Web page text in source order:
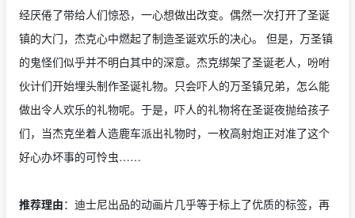
经厌倦了带给人们惊恐，一心想做出改变。偶然一次打开了圣诞
镇的大门，杰克心中燃起了制造圣诞欢乐的决心。 但是，万圣镇
的鬼怪们似乎并不明白其中的深意。杰克绑架了圣诞老人，吩咐
伙计们开始埋头制作圣诞礼物。只会吓人的万圣镇兄弟，怎么能
做出令人欢乐的礼物呢。于是，吓人的礼物将在圣诞夜抛给孩子
们，当杰克坐着人造鹿车派出礼物时，一枚高射炮正对准了这个
好心办坏事的可怜虫……
推荐理由：迪士尼出品的动画片几乎等于标上了优质的标签，再